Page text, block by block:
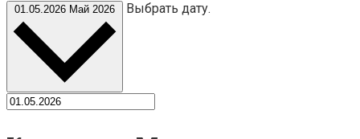
01.05.2026 Май 2026 Выбрать дату.